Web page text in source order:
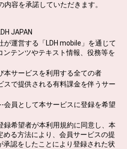
容を承諾していただきます。
JAPAN
が運営する「LDH mobile」を通じて
ンテンツやテキスト情報、役務等を
本サービスを利用する全ての者
スで提供される有料課金を伴うサー
会員として本サービスに登録を希望
録希望者が本利用規約に同意し、本
める方法により、会員サービスの提
承認をしたことにより登録された状